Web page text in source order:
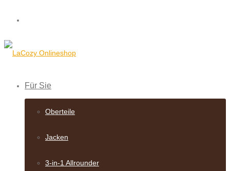
Für Sie
Oberteile
Jacken
3-in-1 Allrounder